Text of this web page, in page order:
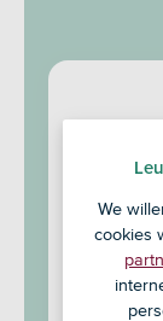
Je
Je
lenen
We
cookies